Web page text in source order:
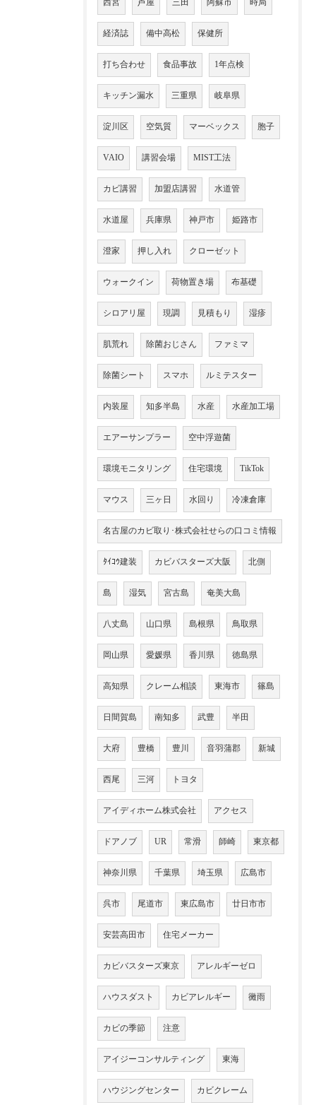
西宮 芦屋 三田 阿蘇市 時局
経済誌 備中高松 保健所
打ち合わせ 食品事故 1年点検
キッチン漏水 三重県 岐阜県
淀川区 空気質 マーベックス 胞子
VAIO 講習会場 MIST工法
カビ講習 加盟店講習 水道管
水道屋 兵庫県 神戸市 姫路市
澄家 押し入れ クローゼット
ウォークイン 荷物置き場 布基礎
シロアリ屋 現調 見積もり 湿疹
肌荒れ 除菌おじさん ファミマ
除菌シート スマホ ルミテスター
内装屋 知多半島 水産 水産加工場
エアーサンプラー 空中浮遊菌
環境モニタリング 住宅環境 TikTok
マウス 三ヶ日 水回り 冷凍倉庫
名古屋のカビ取り･株式会社せらの口コミ情報
ﾀｲｺｳ建装 カビバスターズ大阪 北側
島 湿気 宮古島 奄美大島
八丈島 山口県 島根県 鳥取県
岡山県 愛媛県 香川県 徳島県
高知県 クレーム相談 東海市 篠島
日間賀島 南知多 武豊 半田
大府 豊橋 豊川 音羽蒲郡 新城
西尾 三河 トヨタ
アイディホーム株式会社 アクセス
ドアノブ UR 常滑 師崎 東京都
神奈川県 千葉県 埼玉県 広島市
呉市 尾道市 東広島市 廿日市市
安芸高田市 住宅メーカー
カビバスターズ東京 アレルギーゼロ
ハウスダスト カビアレルギー 黴雨
カビの季節 注意
アイジーコンサルティング 東海
ハウジングセンター カビクレーム